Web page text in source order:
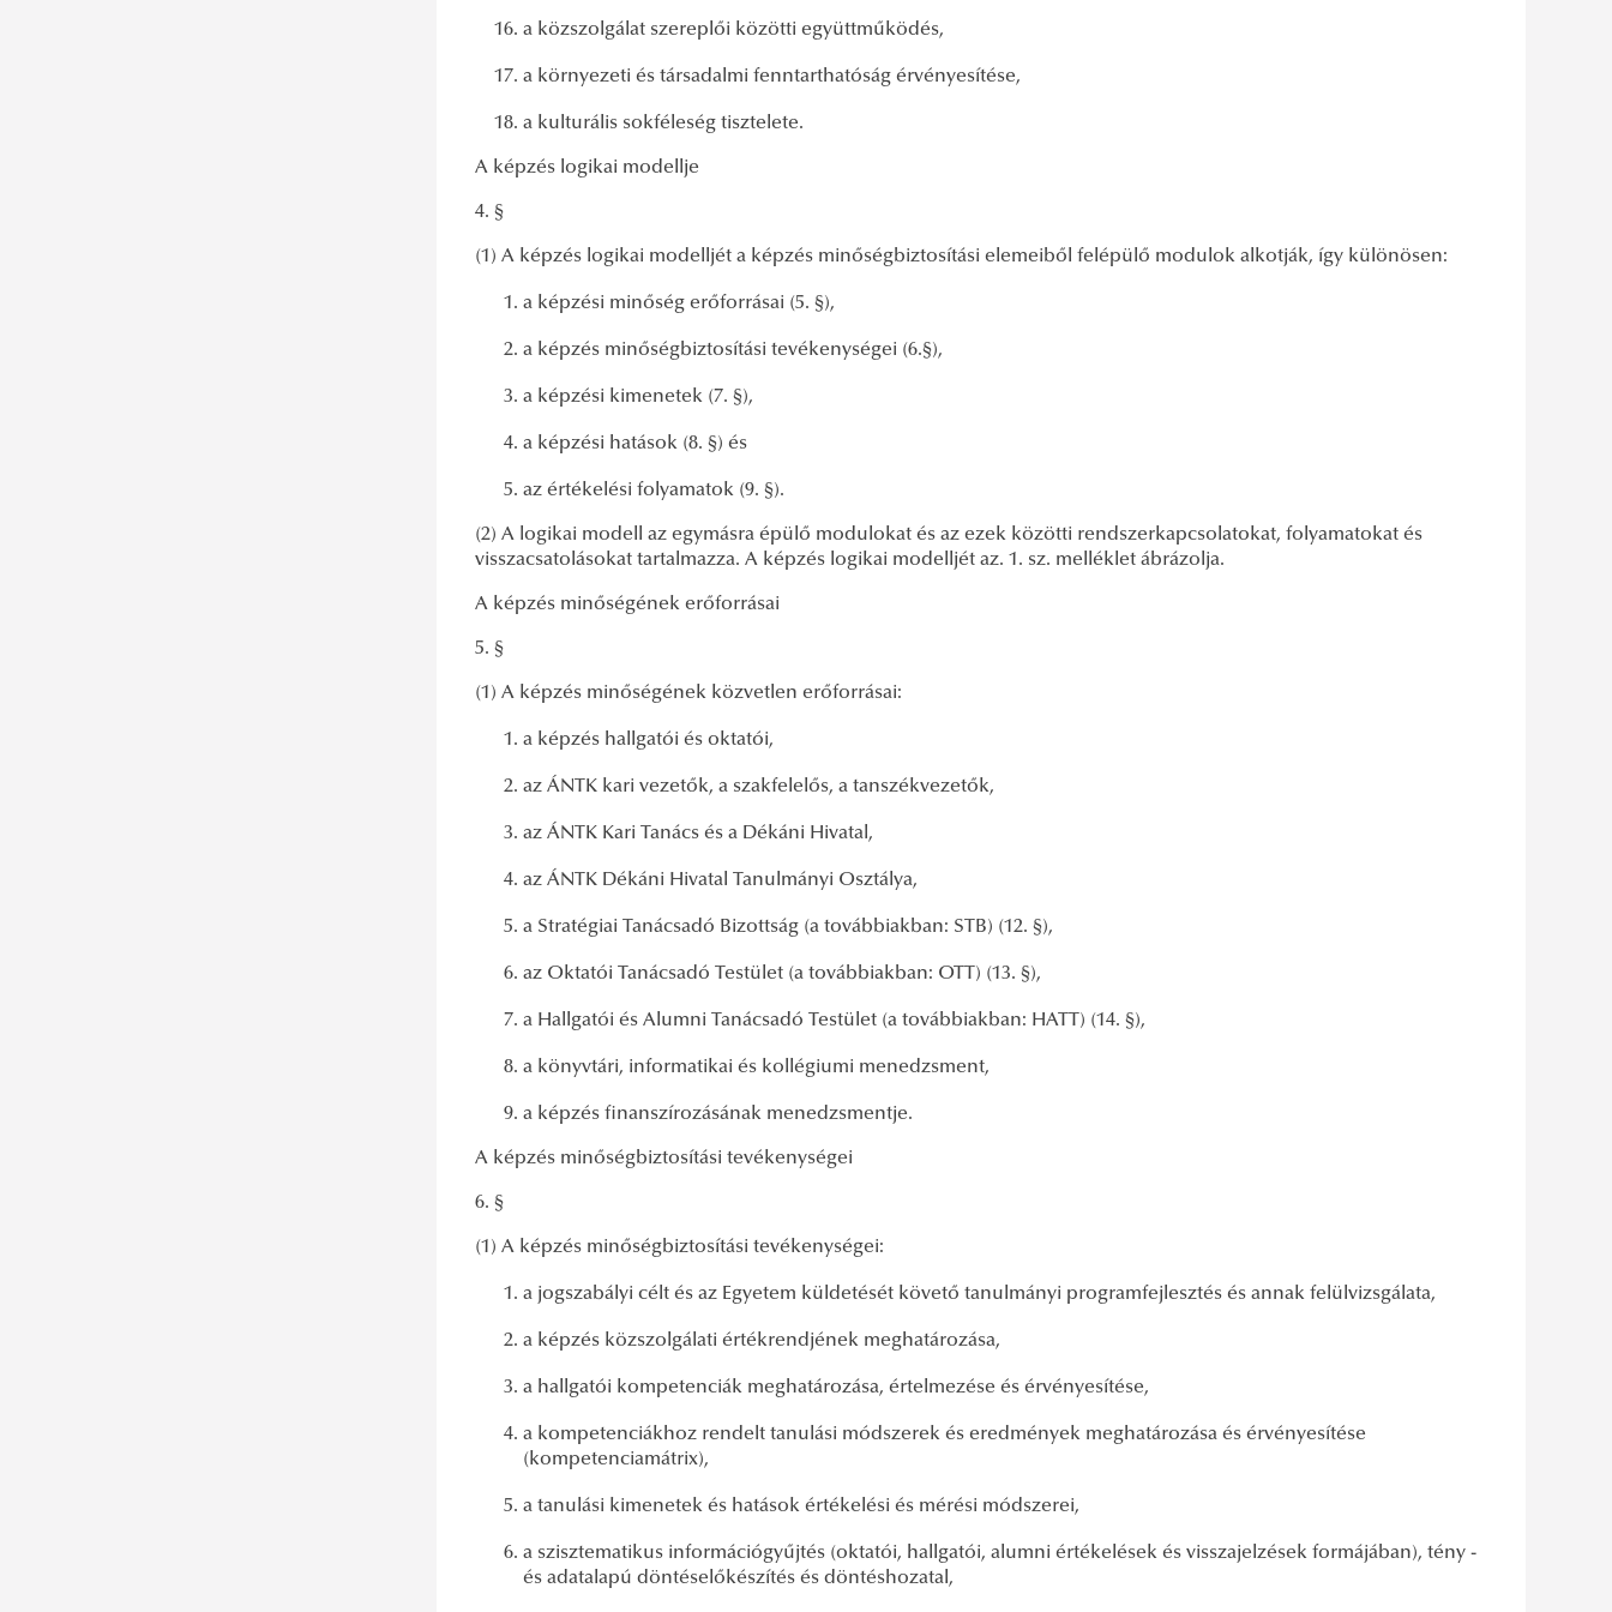
a közszolgálat szereplői közötti együttműködés,
a környezeti és társadalmi fenntarthatóság érvényesítése,
a kulturális sokféleség tisztelete.
A képzés logikai modellje
4. §
(1) A képzés logikai modelljét a képzés minőségbiztosítási elemeiből felépülő modulok alkotják, így különösen:
a képzési minőség erőforrásai (5. §),
a képzés minőségbiztosítási tevékenységei (6.§),
a képzési kimenetek (7. §),
a képzési hatások (8. §) és
az értékelési folyamatok (9. §).
(2) A logikai modell az egymásra épülő modulokat és az ezek közötti rendszerkapcsolatokat, folyamatokat és
visszacsatolásokat tartalmazza. A képzés logikai modelljét az. 1. sz. melléklet ábrázolja.
A képzés minőségének erőforrásai
5. §
(1) A képzés minőségének közvetlen erőforrásai:
a képzés hallgatói és oktatói,
az ÁNTK kari vezetők, a szakfelelős, a tanszékvezetők,
az ÁNTK Kari Tanács és a Dékáni Hivatal,
az ÁNTK Dékáni Hivatal Tanulmányi Osztálya,
a Stratégiai Tanácsadó Bizottság (a továbbiakban: STB) (12. §),
az Oktatói Tanácsadó Testület (a továbbiakban: OTT) (13. §),
a Hallgatói és Alumni Tanácsadó Testület (a továbbiakban: HATT) (14. §),
a könyvtári, informatikai és kollégiumi menedzsment,
a képzés finanszírozásának menedzsmentje.
A képzés minőségbiztosítási tevékenységei
6. §
(1) A képzés minőségbiztosítási tevékenységei:
a jogszabályi célt és az Egyetem küldetését követő tanulmányi programfejlesztés és annak felülvizsgálata,
a képzés közszolgálati értékrendjének meghatározása,
a hallgatói kompetenciák meghatározása, értelmezése és érvényesítése,
a kompetenciákhoz rendelt tanulási módszerek és eredmények meghatározása és érvényesítése
(kompetenciamátrix),
a tanulási kimenetek és hatások értékelési és mérési módszerei,
a szisztematikus információgyűjtés (oktatói, hallgatói, alumni értékelések és visszajelzések formájában), tény -
és adatalapú döntéselőkészítés és döntéshozatal,